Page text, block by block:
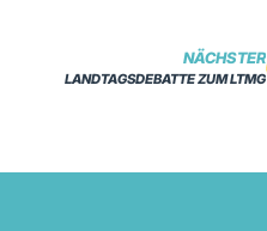
NÄCHSTER
LANDTAGSDEBATTE ZUM LTMG